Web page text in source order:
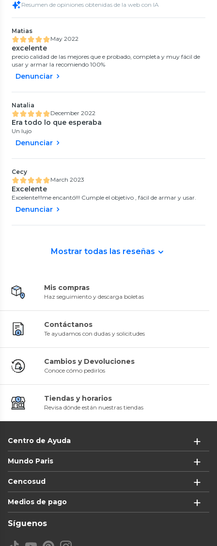
Resumen de opiniones obtenidas de la web con IA
Matias
May 2022
excelente
precio calidad de las mejores que e probado, completa y muy fácil de
usar y armar la recomiendo 100%
Denunciar
Natalia
December 2022
Era todo lo que esperaba
Un lujo
Denunciar
Cecy
March 2023
Excelente
Excelente!!!me encantó!!! Cumple el objetivo , fácil de armar y usar.
Denunciar
Mostrar todas las reseñas
Mis compras
Haz seguimiento y descarga boletas
Contáctanos
Te ayudamos con dudas y solicitudes
Cambios y Devoluciones
Conoce cómo pedirlos
Tiendas y horarios
Revisa dónde están nuestras tiendas
Centro de Ayuda
Mundo Paris
Cencosud
Medios de pago
Síguenos